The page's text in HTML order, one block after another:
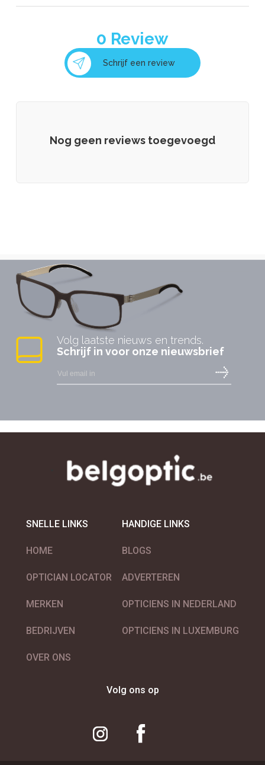
0 Review
Schrijf een review
Nog geen reviews toegevoegd
Volg laatste nieuws en trends.
Schrijf in voor onze nieuwsbrief
SNELLE LINKS
HOME
OPTICIAN LOCATOR
MERKEN
BEDRIJVEN
OVER ONS
HANDIGE LINKS
BLOGS
ADVERTEREN
OPTICIENS IN NEDERLAND
OPTICIENS IN LUXEMBURG
Volg ons op